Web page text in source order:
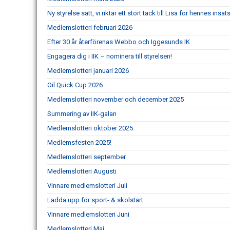
Ny styrelse satt, vi riktar ett stort tack till Lisa för hennes
Medlemslotteri februari 2026
Efter 30 år återförenas Webbo och Iggesunds IK
Engagera dig i IIK – nominera till styrelsen!
Medlemslotteri januari 2026
Oil Quick Cup 2026
Medlemslotteri november och december 2025
Summering av IIK-galan
Medlemslotteri oktober 2025
Medlemsfesten 2025!
Medlemslotteri september
Medlemslotteri Augusti
Vinnare medlemslotteri Juli
Ladda upp för sport- & skolstart
Vinnare medlemslotteri Juni